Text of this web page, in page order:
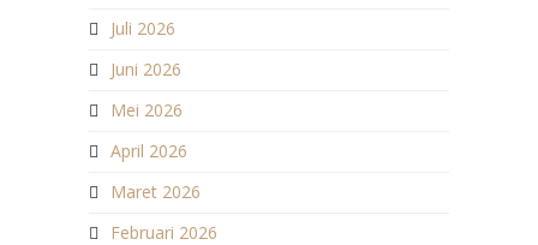
Juli 2026
Juni 2026
Mei 2026
April 2026
Maret 2026
Februari 2026